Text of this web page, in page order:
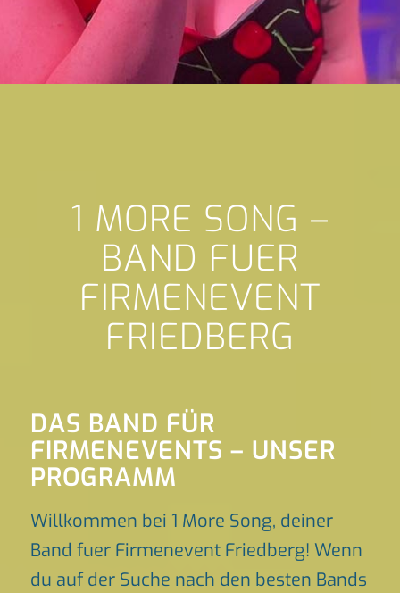
1 MORE SONG –
BAND FUER
FIRMENEVENT
FRIEDBERG
DAS BAND FÜR
FIRMENEVENTS – UNSER
PROGRAMM
Willkommen bei 1 More Song, deiner
Band fuer Firmenevent Friedberg! Wenn
du auf der Suche nach den besten Bands